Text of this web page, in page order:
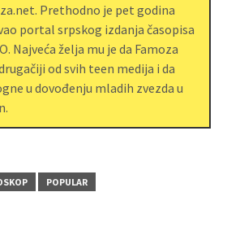
Prethodno je pet godina
portal srpskog izdanja časopisa
Najveća želja mu je da Famoza
od svih teen medija i da
u dovođenju mladih zvezda u
POPULAR